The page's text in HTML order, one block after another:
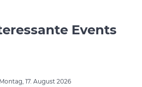
Events
Montag, 17. August 2026